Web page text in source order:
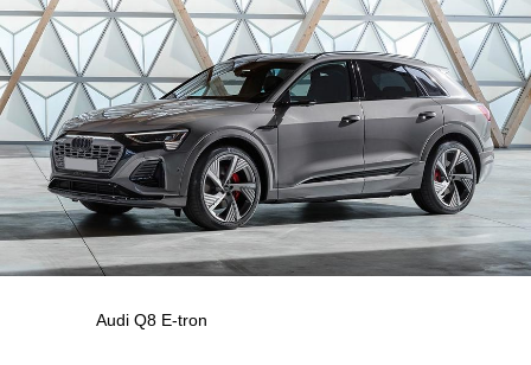
Audi Q8 E-tron